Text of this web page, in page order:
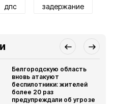
дпс задержание
Белгородскую область
вновь атакуют
беспилотники: жителей
более 20 раз
предупреждали об угрозе